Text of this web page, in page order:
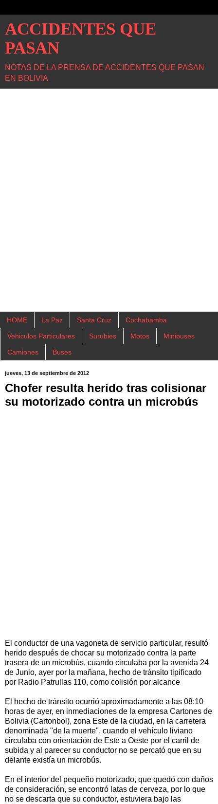
ACCIDENTES QUE
PASAN
NOTAS DE LA PRENSA DE ACCIDENTES QUE PASAN
EN BOLIVIA
HOME La Paz Santa Cruz Cochabamba
Vehiculos Particulares Surubies Motos Minibuses
Camiones Buses
jueves, 13 de septiembre de 2012
Chofer resulta herido tras colisionar
su motorizado contra un microbús
El conductor de una vagoneta de servicio particular, resultó
herido después de chocar su motorizado contra la parte
trasera de un microbús, cuando circulaba por la avenida 24
de Junio, ayer por la mañana, hecho de tránsito tipificado
por Radio Patrullas 110, como colisión por alcance
El hecho de tránsito ocurrió aproximadamente a las 08:10
horas de ayer, en inmediaciones de la empresa Cartones de
Bolivia (Cartonbol), zona Este de la ciudad, en la carretera
denominada "de la muerte", cuando el vehículo liviano
circulaba con orientación de Este a Oeste por el carril de
subida y al parecer su conductor no se percató que en su
delante existía un microbús.
En el interior del pequeño motorizado, que quedó con daños
de consideración, se encontró latas de cerveza, por lo que
no se descarta que su conductor, estuviera bajo las